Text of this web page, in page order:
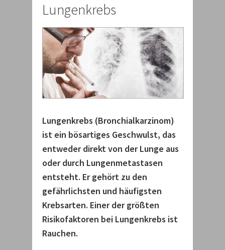
Lungenkrebs
Lungenkrebs (Bronchialkarzinom)
ist ein bösartiges Geschwulst, das
entweder direkt von der Lunge aus
oder durch Lungenmetastasen
entsteht. Er gehört zu den
gefährlichsten und häufigsten
Krebsarten. Einer der größten
Risikofaktoren bei Lungenkrebs ist
Rauchen.